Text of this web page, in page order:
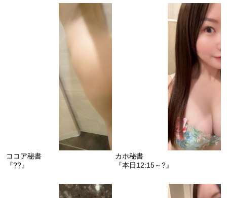
ココア秘書
『??』
カホ秘書
『本日12:15～?』